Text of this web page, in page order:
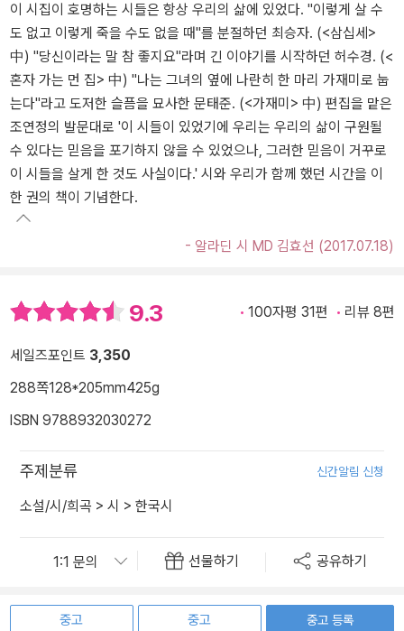
이 시집이 호명하는 시들은 항상 우리의 삶에 있었다. "이렇게 살 수
도 없고 이렇게 죽을 수도 없을 때"를 분절하던 최승자. (<삼십세>
中) "당신이라는 말 참 좋지요"라며 긴 이야기를 시작하던 허수경. (<
혼자 가는 먼 집> 中) "나는 그녀의 옆에 나란히 한 마리 가재미로 눕
는다"라고 도저한 슬픔을 묘사한 문태준. (<가재미> 中) 편집을 맡은
조연정의 발문대로 '이 시들이 있었기에 우리는 우리의 삶이 구원될
수 있다는 믿음을 포기하지 않을 수 있었으나, 그러한 믿음이 거꾸로
이 시들을 살게 한 것도 사실이다.' 시와 우리가 함께 했던 시간을 이
한 권의 책이 기념한다.
- 알라딘 시 MD 김효선 (2017.07.18)
9.3 100자평 31편 리뷰 8편
세일즈포인트 3,350
288쪽128*205mm425g
ISBN 9788932030272
주제분류 신간알림 신청
소설/시/희곡 > 시 > 한국시
선물하기 공유하기
중고
중고
중고 등록